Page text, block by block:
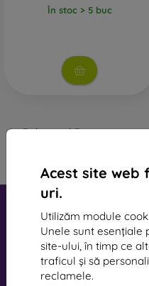
Acest site web
uri.
Utilizăm module
Unele sunt esențiale
site-ului, în timp ce
traficul și să
reclamele.
În stoc > 5 buc
1-3din total3.
mobil online, s.r.o.